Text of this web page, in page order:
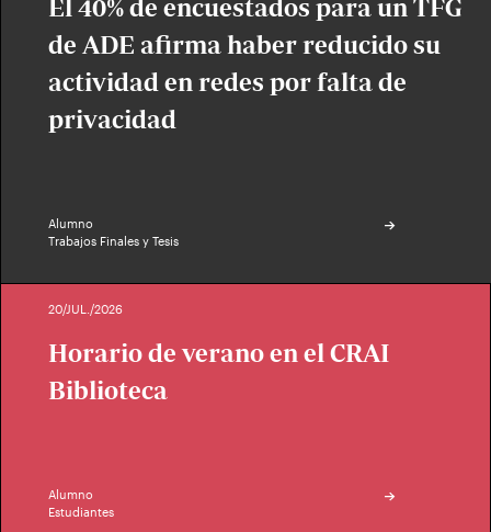
El 40% de encuestados para un TFG
de ADE afirma haber reducido su
actividad en redes por falta de
privacidad
Alumno
Trabajos Finales y Tesis
20/JUL./2026
Horario de verano en el CRAI
Biblioteca
Alumno
Estudiantes